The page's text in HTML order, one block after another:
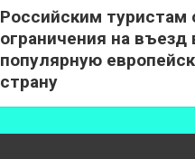
Российским туристам
ограничения на въезд
популярную
страну